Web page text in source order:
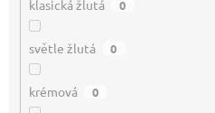
klasická žlutá 0
světle žlutá 0
krémová 0